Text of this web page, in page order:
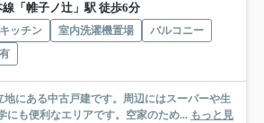
「帷子ノ辻」駅 徒歩6分
ッチン 室内洗濯機置場
バルコニー
地にある中古戸建です。周辺にはスーパーや生
にも便利なエリアです。空家のため... もっと見